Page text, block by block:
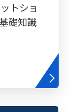
トショ
礎知識